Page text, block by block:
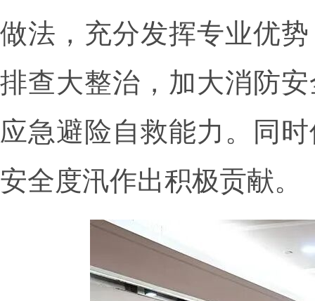
做法，充分发挥专业优
排查大整治，加大消防
应急避险自救能力。同
安全度汛作出积极贡献。